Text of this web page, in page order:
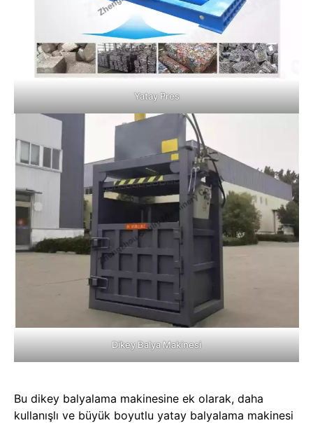
Yatay Pres
Dikey Balya Makinesi
Bu dikey balyalama makinesine ek olarak, daha
kullanışlı ve büyük boyutlu yatay balyalama makinesi